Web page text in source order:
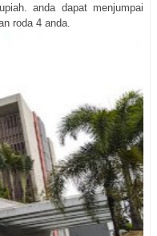
anda dapat menjumpai
roda 4 anda.